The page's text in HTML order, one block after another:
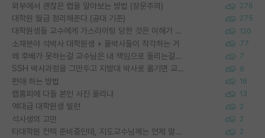
외부에서 괜찮은 랩을 알아보는 방법 (장문주의) 276
대학원 월급 정리해준다 (공대 기준) 275
대학원생들 교수에게 가스라이팅 당한 것은 이해가 갑니다. 안타깝네요. 120
소재분야 석박사 대학원생 + 물박사들이 착각하는 거 77
왜 후배가 못하는걸 교수님은 내 책임으로 돌리는걸까요? 7
SSH 박사과정을 그만두고 지방대 박사로 옮기면 교수의 꿈은 끝일까요? 9
편애 하는 방법 16
랩홈피에 다들 본인 사진 올리냐 13
역대급 대학원생 빌런 2
석사생의 고민 2
타대학원 컨텍 준비중인데, 지도교수님께는 언제 말씀드려야 할까요? 2